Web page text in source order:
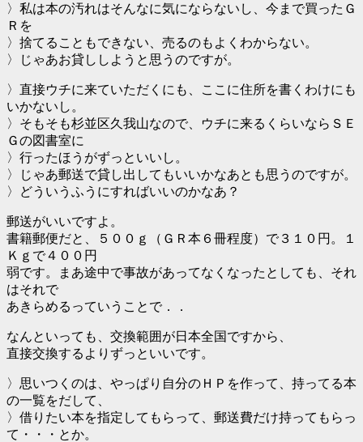
〉私は本の汚れはそんなに気にならないし、今まで買ったＧ
Ｒを
〉捨てることもできない、売るのもよくわからない。
〉じゃあお貸ししようと思うのですが。
〉直接ウチに来ていただくにも、ここに住所を書くわけにも
いかないし。
〉そもそも杉並区久我山なので、ウチに来るくらいならＳＥ
Ｇの図書室に
〉行ったほうがずっといいし。
〉じゃあ郵送で貸し出してもいいかなあとも思うのですが。
〉どういうふうにすればいいのかなあ？
郵送がいいですよ。
書籍郵便だと、５００ｇ（ＧＲ本６冊程度）で３１０円。１
Ｋｇで４００円
弱です。まあ途中で事故があってなくなったとしても、それ
はそれで
あきらめるっていうことで．．
なんといっても、交換範囲が日本全国ですから、
直接交換するよりずっといいです。
〉思いつくのは、やっぱり自分のＨＰを作って、持ってる本
の一覧をだして、
〉借りたい本を指定してもらって、郵送費だけ持ってもらっ
て・・・とか。